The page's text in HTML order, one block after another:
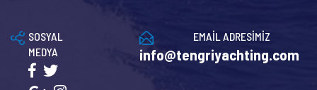
EMAİL ADRESİMİZ
info@tengriyachting.com
SOSYAL
MEDYA